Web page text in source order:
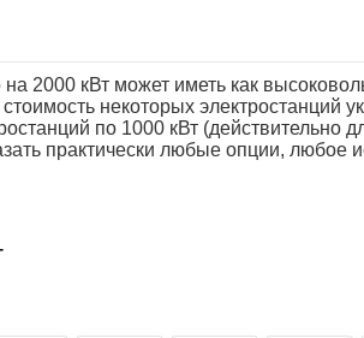
2000 кВт может иметь как
стоимость некоторых
по 1000 кВт (действительно
практически любые опции, любое